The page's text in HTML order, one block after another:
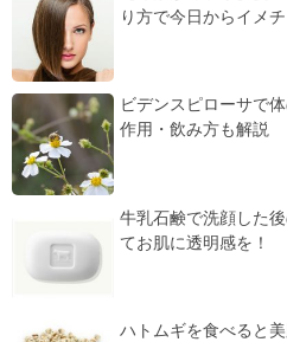
り方で今日からイメチ
ビデンスピローサで
作用・飲み方も解説
牛乳石鹸で洗顔した
てお肌に透明感を！
ハトムギを食べると